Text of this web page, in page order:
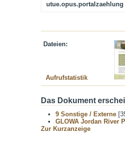
utue.opus.portalzaehlung
Dateien:
Aufrufstatistik
Das Dokument
9 Sonstige / Externe
GLOWA Jordan River
Zur Kurzanzeige